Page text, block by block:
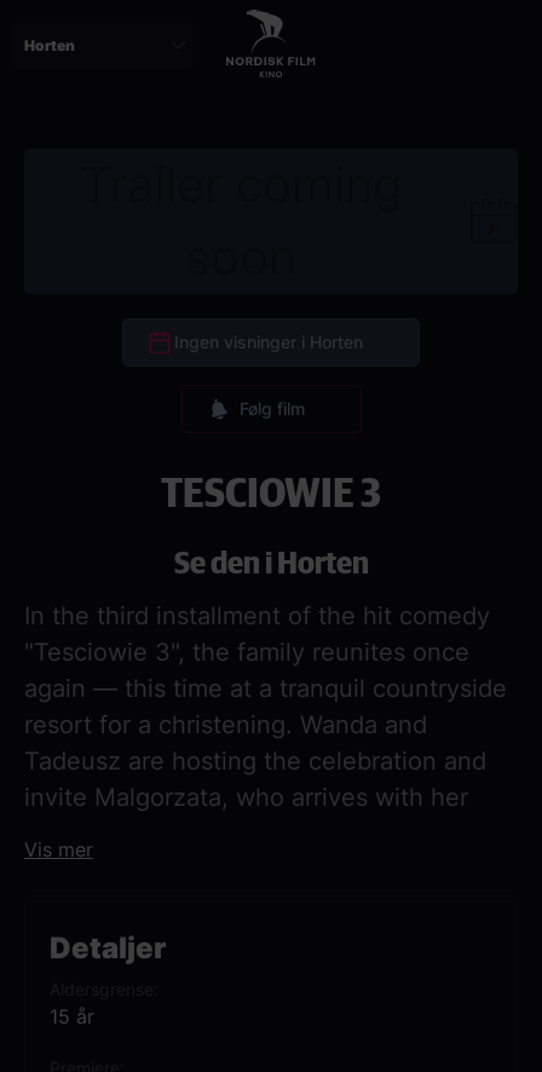
Detaljer
15 år
Ingen visninger i Horten
Følg film
TESCIOWIE 3
Se den i Horten
In the third installment of the hit comedy
"Tesciowie 3", the family reunites once
again — this time at a tranquil countryside
resort for a christening. Wanda and
Tadeusz are hosting the celebration and
invite Malgorzata, who arrives with her
way from Australia — and he’s not alone.
What begins as a peaceful gathering
Vis mer